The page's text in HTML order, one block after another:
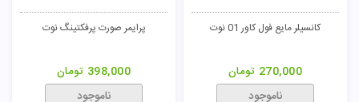
کانسیلر مایع فول کاور 01 نوت
270,000 تومان
ناموجود
پرایمر صورت پرفکتینگ نوت
398,000 تومان
ناموجود